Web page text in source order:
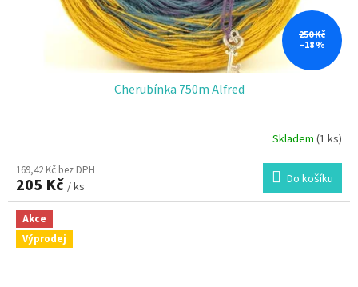
250 Kč
–18 %
Cherubínka 750m Alfred
Skladem (1 ks)
169,42 Kč bez DPH
205 Kč / ks Do košíku
Akce
Výprodej